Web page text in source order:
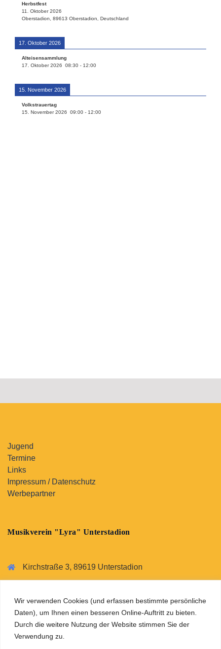
Wir verwenden Cookies (und erfassen bestimmte persönliche
Daten), um Ihnen einen besseren Online-Auftritt zu bieten.
Durch die weitere Nutzung der Website stimmen Sie der
Verwendung zu.
Herbstfest
11. Oktober 2026
Oberstadion, 89613 Oberstadion, Deutschland
17. Oktober 2026
Alteisensammlung
17. Oktober 2026
08:30 - 12:00
15. November 2026
Volkstrauertag
15. November 2026
09:00 - 12:00
Jugend
Termine
Links
Impressum / Datenschutz
Werbepartner
Musikverein "Lyra" Unterstadion
Kirchstraße 3, 89619 Unterstadion
vorstand@musikverein-unterstadion.de